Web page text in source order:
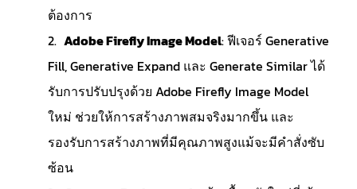
ต้องการ
Adobe Firefly Image Model: ฟีเจอร์ Generative
Fill, Generative Expand และ Generate Similar ได้
รับการปรับปรุงด้วย Adobe Firefly Image Model
ใหม่ ช่วยให้การสร้างภาพสมจริงมากขึ้น และ
รองรับการสร้างภาพที่มีคุณภาพสูงแม้จะมีคำสั่งซับ
ซ้อน